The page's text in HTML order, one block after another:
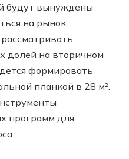
будут вынуждены
на рынок
долей на вторичном
формировать
планкой в 28 м².
программ для